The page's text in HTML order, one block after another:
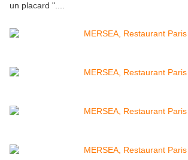
un placard "....